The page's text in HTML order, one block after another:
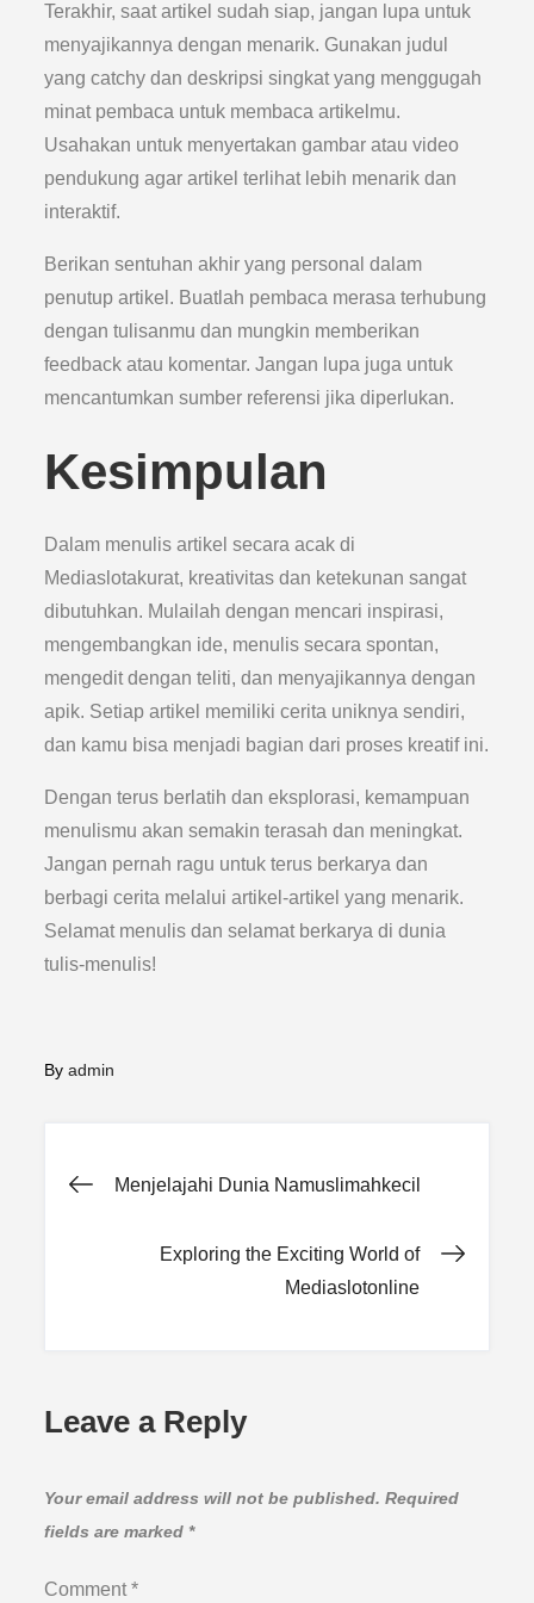
Terakhir, saat artikel sudah siap, jangan lupa untuk
menyajikannya dengan menarik. Gunakan judul
yang catchy dan deskripsi singkat yang menggugah
minat pembaca untuk membaca artikelmu.
Usahakan untuk menyertakan gambar atau video
pendukung agar artikel terlihat lebih menarik dan
interaktif.
Berikan sentuhan akhir yang personal dalam
penutup artikel. Buatlah pembaca merasa terhubung
dengan tulisanmu dan mungkin memberikan
feedback atau komentar. Jangan lupa juga untuk
mencantumkan sumber referensi jika diperlukan.
Kesimpulan
Dalam menulis artikel secara acak di
Mediaslotakurat, kreativitas dan ketekunan sangat
dibutuhkan. Mulailah dengan mencari inspirasi,
mengembangkan ide, menulis secara spontan,
mengedit dengan teliti, dan menyajikannya dengan
apik. Setiap artikel memiliki cerita uniknya sendiri,
dan kamu bisa menjadi bagian dari proses kreatif ini.
Dengan terus berlatih dan eksplorasi, kemampuan
menulismu akan semakin terasah dan meningkat.
Jangan pernah ragu untuk terus berkarya dan
berbagi cerita melalui artikel-artikel yang menarik.
Selamat menulis dan selamat berkarya di dunia
tulis-menulis!
Byadmin
Post
navigation
Menjelajahi Dunia Namuslimahkecil
Exploring the Exciting World of
Mediaslotonline
Leave a Reply
Your email address will not be published. Required
fields are marked *
Comment*